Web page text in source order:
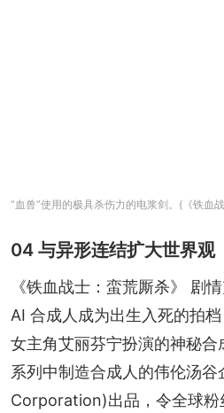
“血兽”使用的极具杀伤力的电浆剑。(《铁血
04 与异形连结扩大世界观
《铁血战士：蛮荒厮杀》 剧
AI 合成人成为出生入死的拍
女主角艾丽芬宁扮演的神秘合
系列中制造合成人的伟伦汤
Corporation)出品，令全球粉